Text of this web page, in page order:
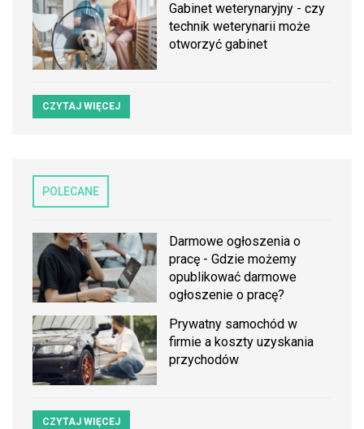
Gabinet weterynaryjny - czy
technik weterynarii może
otworzyć gabinet
CZYTAJ WIĘCEJ
POLECANE
Darmowe ogłoszenia o
pracę - Gdzie możemy
opublikować darmowe
ogłoszenie o pracę?
Prywatny samochód w
firmie a koszty uzyskania
przychodów
CZYTAJ WIĘCEJ